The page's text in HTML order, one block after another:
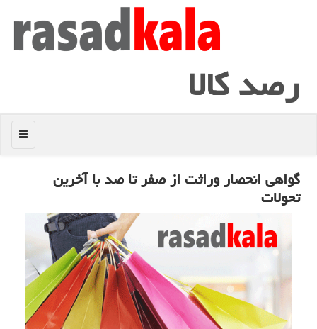
رصد كالا
منو
گواهی انحصار وراثت از صفر تا صد با آخرین
تحولات